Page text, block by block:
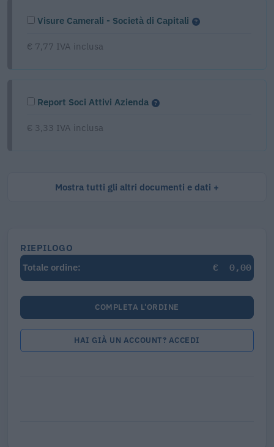
Visure Camerali - Società di Capitali
€ 7,77 IVA inclusa
Report Soci Attivi Azienda
€ 3,33 IVA inclusa
Mostra tutti gli altri documenti e dati
RIEPILOGO
Totale ordine:
€ 0,00
COMPLETA L'ORDINE
HAI GIÀ UN ACCOUNT? ACCEDI